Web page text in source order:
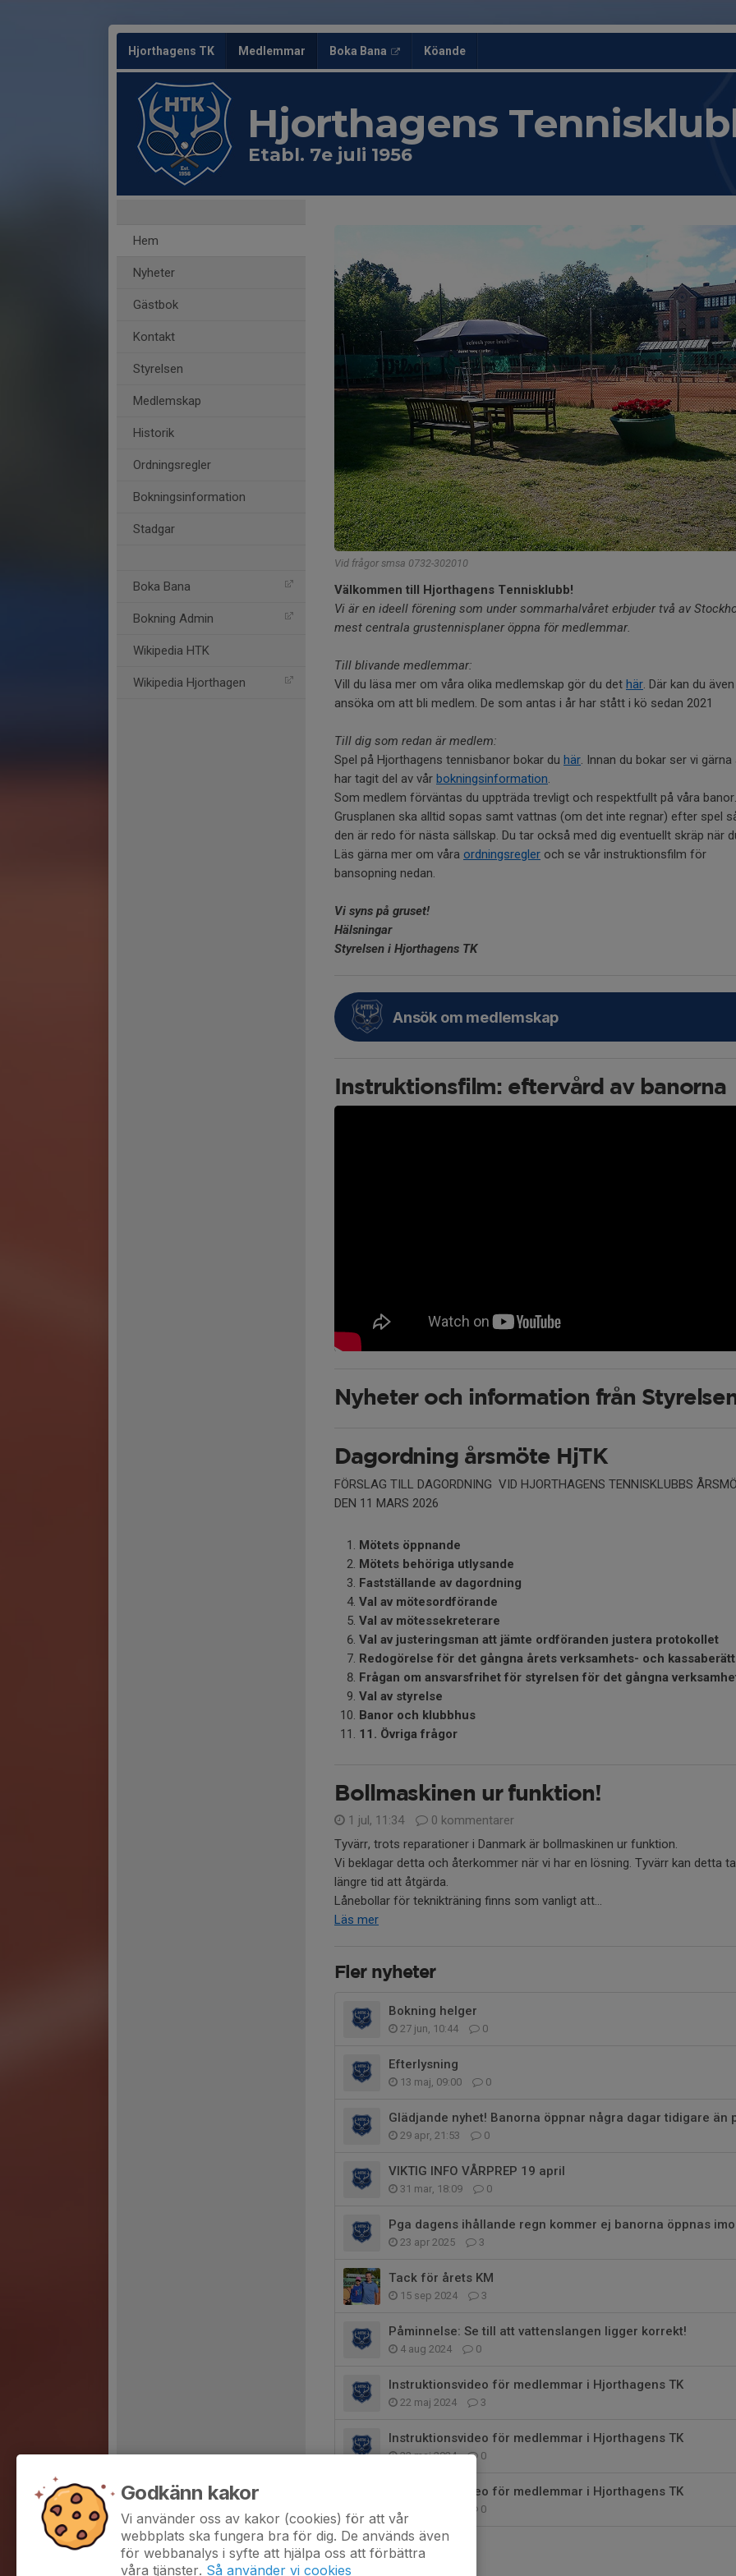
Hjorthagens TK Medlemmar Boka Bana Köande
Hjorthagens
Etabl. 7e juli 1956
Hem
Nyheter
Gästbok
Kontakt
Styrelsen
Medlemskap
Historik
Ordningsregler
Bokningsinformation
Stadgar
Boka Bana
Bokning Admin
Wikipedia HTK
Wikipedia Hjorthagen
Vid frågor smsa 0732-302010
Välkommen till Hjorthagens Tennisklubb!
Vi är en ideell förening som under sommarhalvåret erbjuder två av
mest centrala grustennisplaner öppna för medlemmar.
Till blivande medlemmar:
Vill du läsa mer om våra olika medlemskap gör du det här. Där kan du även
ansöka om att bli medlem. De som antas i år har stått i kö sedan 2021
Till dig som redan är medlem:
Spel på Hjorthagens tennisbanor bokar du här. Innan du bokar ser vi
har tagit del av vår bokningsinformation.
Som medlem förväntas du uppträda trevligt och respektfullt på våra banor.
Grusplanen ska alltid sopas samt vattnas (om det inte regnar) efter spel
den är redo för nästa sällskap. Du tar också med dig eventuellt skräp när
Läs gärna mer om våra ordningsregler och se vår instruktionsfilm för
bansopning nedan.
Vi syns på gruset!
Hälsningar
Styrelsen i Hjorthagens TK
Ansök om medlemskap
Instruktionsfilm: eftervård av banorna
Nyheter och information från
Dagordning årsmöte HjTK
FÖRSLAG TILL DAGORDNING VID HJORTHAGENS TENNISKLUBBS
DEN 11 MARS 2026
Mötets öppnande
Mötets behöriga utlysande
Fastställande av dagordning
Val av mötesordförande
Val av mötessekreterare
Val av justeringsman att jämte ordföranden justera protokollet
Redogörelse för det gångna årets verksamhets- och
Frågan om ansvarsfrihet för styrelsen för det gångna
Val av styrelse
Banor och klubbhus
11. Övriga frågor
Bollmaskinen ur funktion!
1 jul, 11:34
0 kommentarer
Tyvärr, trots reparationer i Danmark är bollmaskinen ur funktion.
Vi beklagar detta och återkommer när vi har en lösning. Tyvärr kan detta ta
längre tid att åtgärda.
Lånebollar för teknikträning finns som vanligt att...
Läs mer
Fler nyheter
Bokning helger
27 jun, 10:44 0
Efterlysning
13 maj, 09:00 0
29 apr, 21:53 0
VIKTIG INFO VÅRPREP 19 april
31 mar, 18:09 0
23 apr 2025 3
Tack för årets KM
15 sep 2024 3
Påminnelse: Se till att vattenslangen ligger korrekt!
4 aug 2024 0
Instruktionsvideo för medlemmar i Hjorthagens TK
22 maj 2024 3
Instruktionsvideo för medlemmar i Hjorthagens TK
22 maj 2024 0
Instruktionsvideo för medlemmar i Hjorthagens TK
0
Godkänn kakor
Vi använder oss av kakor (cookies) för att vår
webbplats ska fungera bra för dig. De används även
för webbanalys i syfte att hjälpa oss att förbättra
våra tjänster. Så använder vi cookies